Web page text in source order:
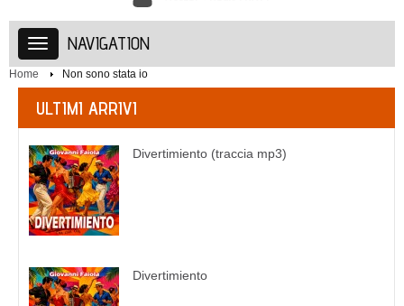
NAVIGATION
Home Non sono stata io
ULTIMI ARRIVI
Divertimiento (traccia mp3)
Divertimiento